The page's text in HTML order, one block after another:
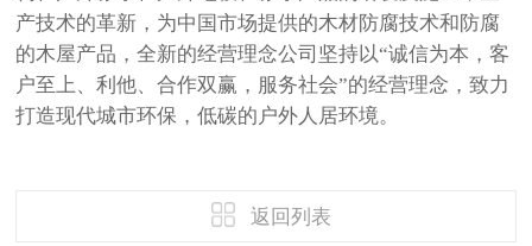
产技术的革新，为中国市场提供的木材防腐技术和防腐
的木屋产品，全新的经营理念公司坚持以“诚信为本，客
户至上、利他、合作双赢，服务社会”的经营理念，致力
打造现代城市环保，低碳的户外人居环境。
返回列表